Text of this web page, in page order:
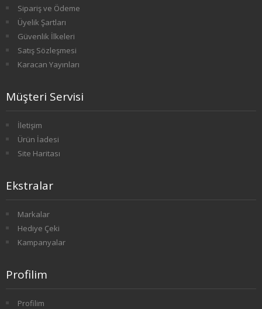
2. SINIF 3. YARIYIL TARİH
2. SINIF 4. YARIYIL TARİH
3. SINIF 5. YARIYIL TARİH
4. SINIF 8. YARIYIL TARİH
1. SINIF 2. YARIYIL FELSEFE
2. SINIF 3. YARIYIL FELSEFE
2. SINIF 4. YARIYIL FELSEFE
3. SINIF 5. YARIYIL FELSEFE
Sipariş ve Ödeme
Üyelik Şartları
Güvenlik İlkeleri
Satış Sözleşmesi
Karacan Yayınları
Müşteri Servisi
İletişim
Ürün İadesi
Site Haritası
Ekstralar
Markalar
Hediye Çeki
Kampanyalar
Profilim
Profilim